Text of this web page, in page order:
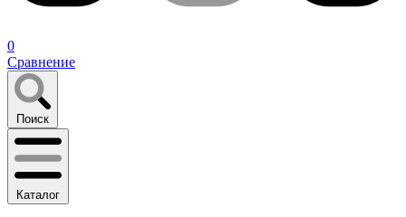
0
Сравнение
Поиск
Каталог